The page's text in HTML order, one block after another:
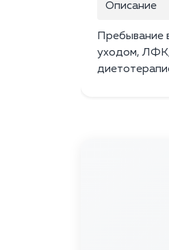
Описание
Пребывание
уходом,